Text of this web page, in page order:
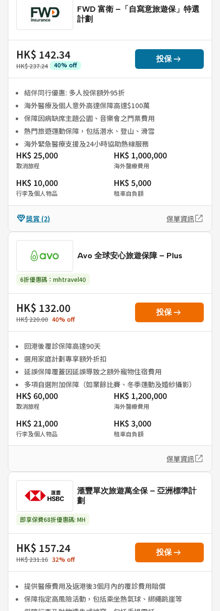
FWD 富衛 –「自寫意旅遊保」特選
計劃
HK$ 142.34
HK$ 237.24 40% off
投保arrow_right_alt
結伴同行優惠: 多人投保額外95折
海外醫療及個人意外高達保障高達$100萬
保障因病缺席主題公園、音樂會之門票費用
熱門旅遊運動保障，包括潛水、登山、滑雪
海外緊急醫療支援及24小時協助熱線服務
HK$ 25,000
取消旅程
HK$ 1,000,000
海外醫療費用
HK$ 10,000
行李及個人物品
HK$ 5,000
租車自負額
獎賞 (2) 保單資訊
Avo 全球安心旅遊保障 – Plus
6折優惠碼：mhtravel40
HK$ 132.00
HK$ 220.00 40% off
投保arrow_right_alt
回港後覆診保障高達90天
選用家庭計劃專享額外折扣
延誤保障覆蓋因延誤導致之額外寵物住宿費用
多項自選附加保障（如業餘比賽、冬季運動及婚紗攝影）
HK$ 60,000
取消旅程
HK$ 1,200,000
海外醫療費用
HK$ 21,000
行李及個人物品
HK$ 3,000
租車自負額
保單資訊
滙豐單次旅遊萬全保 – 亞洲標準計
劃
即享保費68折優惠碼: MH
HK$ 157.24
HK$ 231.16 32% off
投保arrow_right_alt
提供醫療費用及返港後3個月內的覆診費用賠償
保障指定高風險活動，包括乘坐熱氣球、綁繩跳崖等